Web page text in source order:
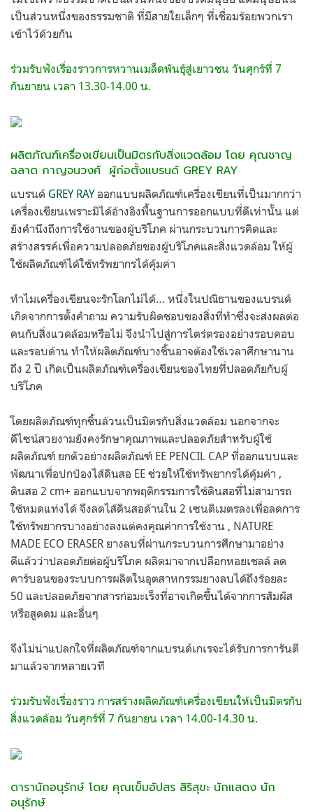
เป็นส่วนหนึ่งของธรรมชาติ ที่มีสายใยเล็กๆ ที่เชื่อมร้อยพวกเรา
เข้าไว้ด้วยกัน
ร่วมรับฟังเรื่องราวการหวานเมล็ดพันธุ์สู่เยาวชน วันศุกร์ที่ 7
กันยายน เวลา 13.30-14.00 น.
ผลิตภัณฑ์เครื่องเขียนเป็นมิตรกับสิ่งแวดล้อม โดย คุณชาญ
ฉลาด กาญจนวงศ์ ผู้ก่อตั้งแบรนด์ GREY RAY
แบรนด์ GREY RAYออกแบบผลิตภัณฑ์เครื่องเขียนที่เป็นมากกว่า
เครื่องเขียนเพราะมิได้อ้างอิงพื้นฐานการออกแบบที่ดีเท่านั้น แต่
ยังคำนึงถึงการใช้งานของผู้บริโภค ผ่านกระบวนการคิดและ
สร้างสรรค์เพื่อความปลอดภัยของผู้บริโภคและสิ่งแวดล้อม ให้ผู้
ใช้ผลิตภัณฑ์ได้ใช้ทรัพยากรได้คุ้มค่า
ทำไมเครื่องเขียนจะรักโลกไม่ได้… หนึ่งในปณิธานของแบรนด์
เกิดจากการตั้งคำถาม ความรับผิดชอบของสิ่งที่ทำซึ่งจะส่งผลต่อ
คนกับสิ่งแวดล้อมหรือไม่ จึงนำไปสู่การไตร่ตรองอย่างรอบคอบ
และรอบด้าน ทำให้ผลิตภัณฑ์บางชิ้นอาจต้องใช้เวลาศึกษานาน
ถึง 2 ปี เกิดเป็นผลิตภัณฑ์เครื่องเขียนของไทยที่ปลอดภัยกับผู้
บริโภค
โดยผลิตภัณฑ์ทุกชิ้นล้วนเป็นมิตรกับสิ่งแวดล้อม นอกจากจะ
ดีไซน์สวยงามยังคงรักษาคุณภาพและปลอดภัยสำหรับผู้ใช้
ผลิตภัณฑ์ ยกตัวอย่างผลิตภัณฑ์ EE PENCIL CAP ที่ออกแบบและ
พัฒนาเพื่อปกป้องไส้ดินสอ EE ช่วยให้ใช้ทรัพยากรได้คุ้มค่า ,
ดินสอ 2 cm+ ออกแบบจากพฤติกรรมการใช้ดินสอที่ไม่สามารถ
ใช้หมดแท่งได้ จึงลดไส้ดินสอด้านใน 2 เซนติเมตรลงเพื่อลดการ
ใช้ทรัพยากรบางอย่างลงแต่คงคุณค่าการใช้งาน , NATURE
MADE ECO ERASER ยางลบที่ผ่านกระบวนการศึกษามาอย่าง
ดีแล้วว่าปลอดภัยต่อผู้บริโภค ผลิตมาจากเปลือกหอยเชลล์ ลด
คาร์บอนของระบบการผลิตในอุตสาหกรรมยางลบได้ถึงร้อยละ
50 และปลอดภัยจากสารก่อมะเร็งที่อาจเกิดขึ้นได้จากการสัมผัส
หรือสูดดม และอื่นๆ
จึงไม่น่าแปลกใจที่ผลิตภัณฑ์จากแบรนด์เกเรจะได้รับการการันตี
มาแล้วจากหลายเวที
ร่วมรับฟังเรื่องราว การสร้างผลิตภัณฑ์เครื่องเขียนให้เป็นมิตรกับ
สิ่งแวดล้อม วันศุกร์ที่ 7 กันยายน เวลา 14.00-14.30 น.
ดารานักอนุรักษ์ โดย คุณเข็มอัปสร สิริสุขะ นักแสดง นัก
อนุรักษ์